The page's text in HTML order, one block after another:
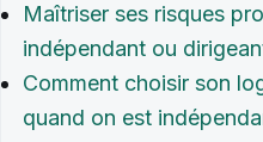
Maîtriser ses risques
indépendant ou
Comment choisir son
quand on est